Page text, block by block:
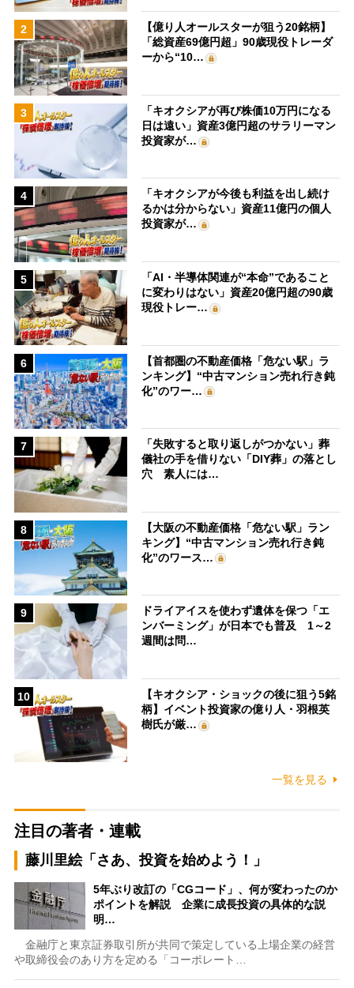
2
【億り人オールスターが狙う20銘柄】
「総資産69億円超」90歳現役トレーダ
ーから“10…
3
「キオクシアが再び株価10万円になる
日は遠い」資産3億円超のサラリーマン
投資家が…
4
「キオクシアが今後も利益を出し続け
るかは分からない」資産11億円の個人
投資家が…
5
「AI・半導体関連が“本命”であること
に変わりはない」資産20億円超の90歳
現役トレー…
6
【首都圏の不動産価格「危ない駅」ラ
ンキング】“中古マンション売れ行き鈍
化”のワー…
7
「失敗すると取り返しがつかない」葬
儀社の手を借りない「DIY葬」の落とし
穴 素人には…
8
【大阪の不動産価格「危ない駅」ラン
キング】“中古マンション売れ行き鈍
化”のワース…
9
ドライアイスを使わず遺体を保つ「エ
ンバーミング」が日本でも普及 1～2
週間は問…
10
【キオクシア・ショックの後に狙う5銘
柄】イベント投資家の億り人・羽根英
樹氏が厳…
一覧を見る
注目の著者・連載
藤川里絵「さあ、投資を始めよう！」
5年ぶり改訂の「CGコード」、何が変わったのか
ポイントを解説 企業に成長投資の具体的な説
明…
金融庁と東京証券取引所が共同で策定している上場企業の経営
や取締役会のあり方を定める「コーポレート…